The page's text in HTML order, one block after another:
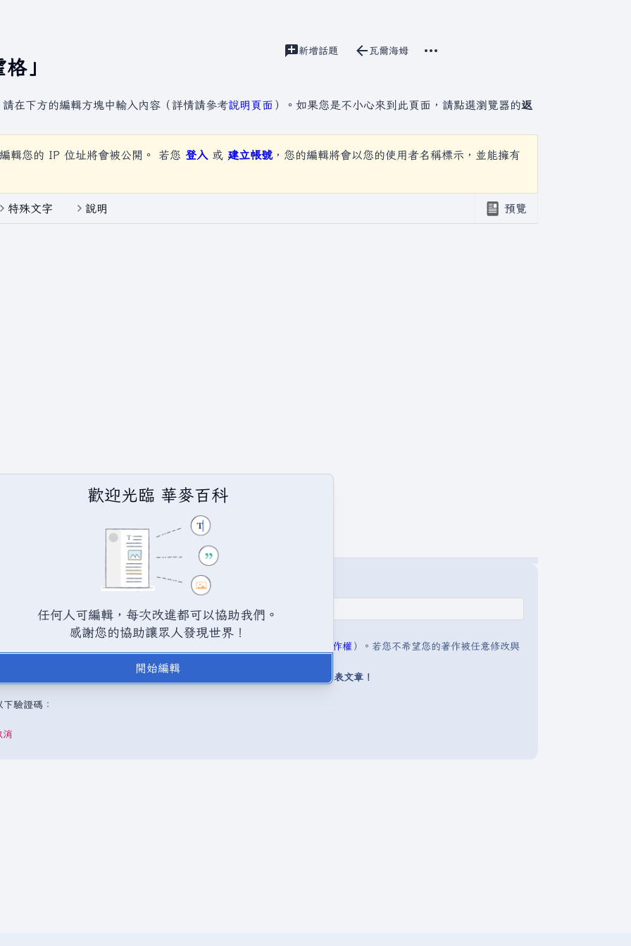
格」
視圖建立原始碼
新增話題 associated-pages
瓦爾海姆
討論
在下方的編輯方塊中輸入內容（詳情請參考說明頁面 ）。如果您是不小心來到此頁面，請點選瀏覽器的返
輯您的 IP 位址將會被公開。 若您 登入 或 建立帳號 ，您的編輯將會以您的使用者名稱標示，並能擁有
預覽
特殊文字 說明
說明:著作權 ）。若您不希望您的著作被任意修改與
是取自不受版權保護的公開領域或自由資源。 請勿在未經授權的情況下發表文章！
驗證碼：
消
歡迎光臨 華麥百科
任何人可編輯，每次改進都可以協助我們。
感謝您的協助讓眾人發現世界！
開始編輯